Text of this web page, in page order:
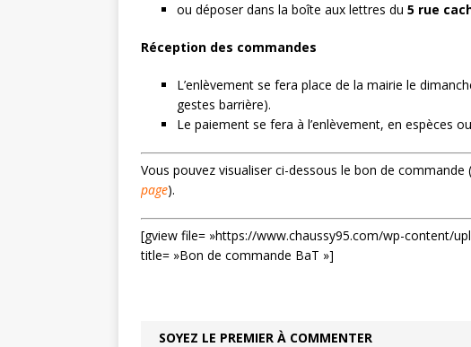
ou déposer dans la boîte aux lettres du 5 rue
Réception des commandes
L’enlèvement se fera place de la mairie le
gestes barrière).
Le paiement se fera à l’enlèvement, en espèces
Vous pouvez visualiser ci-dessous le bon de commande (
page).
[gview file= »https://www.chaussy95.com/wp-content/
title= »Bon de commande BaT »]
SOYEZ LE PREMIER À COMMENTER